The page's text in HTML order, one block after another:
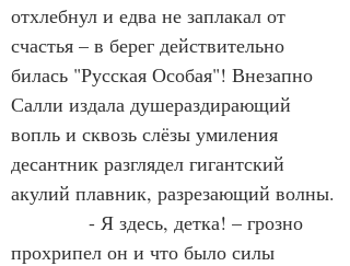
отхлебнул и едва не заплакал от
счастья – в берег действительно
билась "Русская Особая"! Внезапно
Салли издала душераздирающий
вопль и сквозь слёзы умиления
десантник разглядел гигантский
акулий плавник, разрезающий волны.
- Я здесь, детка! – грозно
прохрипел он и что было силы